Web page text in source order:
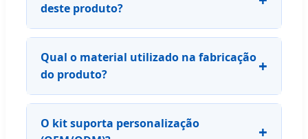
deste produto?
Qual o material utilizado na fabricação
do produto?
O kit suporta personalização